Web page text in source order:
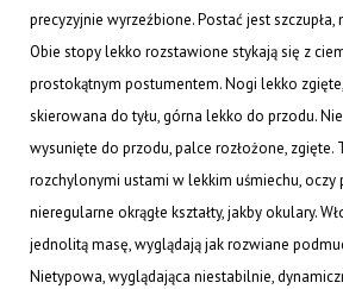
precyzyjnie wyrzeźbione. Postać jest
Obie stopy lekko rozstawione stykają się z
prostokątnym postumentem. Nogi lekko
skierowana do tyłu, górna lekko do przodu.
wysunięte do przodu, palce rozłożone, zgięte.
rozchylonymi ustami w lekkim uśmiechu, oczy
nieregularne okrągłe kształty, jakby okulary.
jednolitą masę, wyglądają jak rozwiane
Nietypowa, wyglądająca niestabilnie,